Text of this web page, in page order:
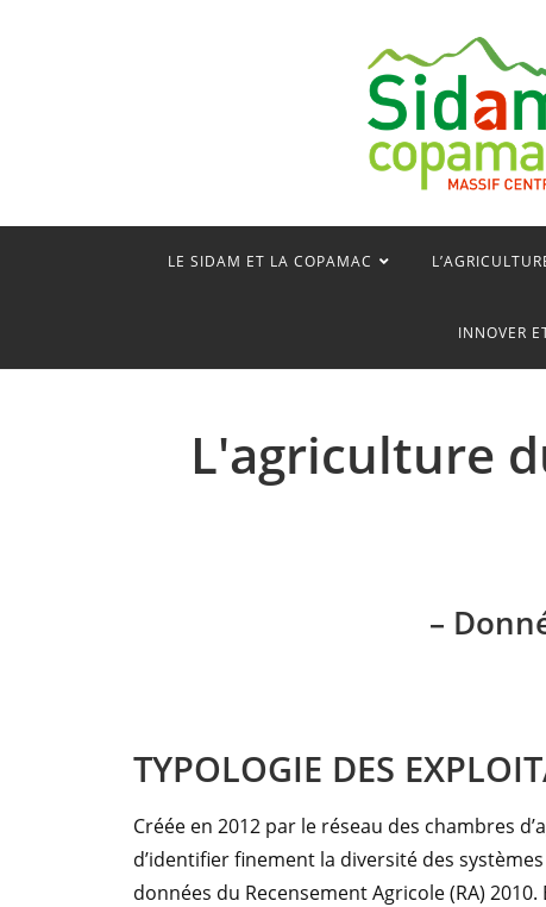
LE SIDAM ET LA COPAMAC
INNOVER
L'agriculture
–
TYPOLOGIE DES
Créée en 2012 par le réseau des chambres
d’identifier finement la diversité des
données du Recensement Agricole (RA)